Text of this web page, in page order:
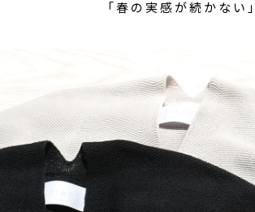
「春の実感が続かない」